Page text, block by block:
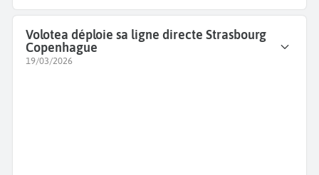
Volotea déploie sa ligne directe Strasbourg
Copenhague
19/03/2026